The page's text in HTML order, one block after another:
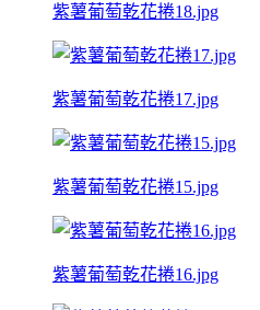
紫薯葡萄乾花捲18.jpg
紫薯葡萄乾花捲17.jpg
紫薯葡萄乾花捲15.jpg
紫薯葡萄乾花捲16.jpg